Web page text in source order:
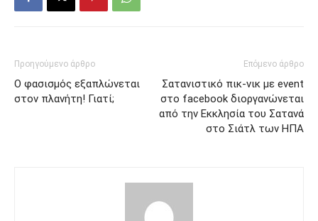
Προηγούμενο άρθρο
Ο φασισμός εξαπλώνεται
στον πλανήτη! Γιατί;
Επόμενο άρθρο
Σατανιστικό πικ-νικ με event
στο facebook διοργανώνεται
από την Εκκλησία του Σατανά
στο Σιάτλ των ΗΠΑ